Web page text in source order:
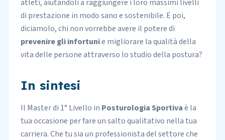
atleti, aiutandoli a raggiungere i loro massimi livelli
di prestazione in modo sano e sostenibile. E poi,
diciamolo, chi non vorrebbe avere il potere di
prevenire gli infortunie migliorare la qualità della
vita delle persone attraverso lo studio della postura?
In sintesi
Il Master di 1° Livello in Posturologia Sportivaè la
tua occasione per fare un salto qualitativo nella tua
carriera. Che tu sia un professionista del settore che